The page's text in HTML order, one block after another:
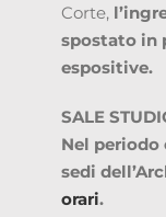
Corte,
spostato in
espositive.
SALE
Nel periodo
sedi
orari.